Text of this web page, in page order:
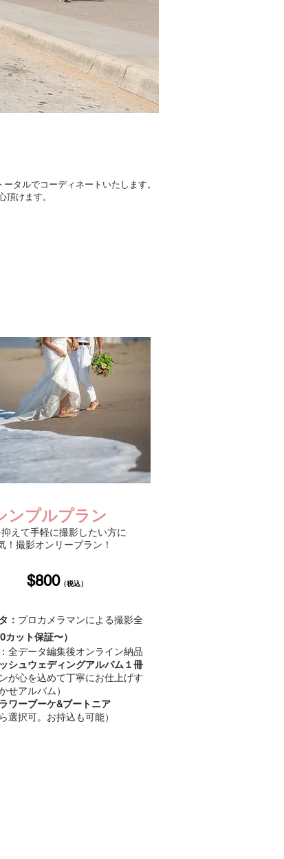
タルでコーディネートいたします。
けます。
ンプルプラン
えて手軽に撮影したい方に
！撮影オンリープラン！
$800（税込）
： プロカメラマンによる撮影全
カット保証〜）
：全データ編集後オンライン納品
シュウェディングアルバム１冊
が心を込めて丁寧にお仕上げす
せアルバム）
ワーブーケ&ブートニア
選択可。お持込も可能）